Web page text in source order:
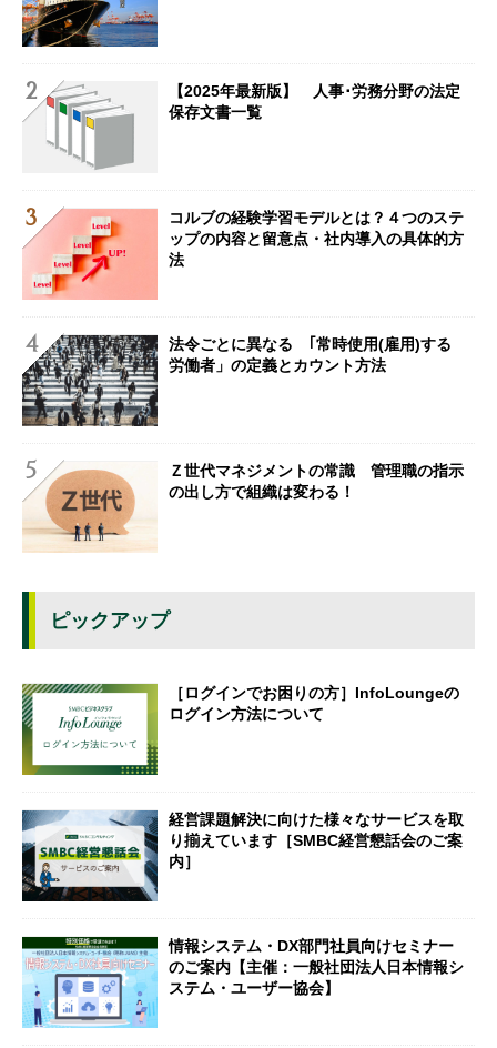
【2025年最新版】 人事･労務分野の法定
保存文書一覧
コルブの経験学習モデルとは？４つのステ
ップの内容と留意点・社内導入の具体的方
法
法令ごとに異なる ｢常時使用(雇用)する
労働者」の定義とカウント方法
Ｚ世代マネジメントの常識 管理職の指示
の出し方で組織は変わる！
ピックアップ
［ログインでお困りの方］InfoLoungeの
ログイン方法について
経営課題解決に向けた様々なサービスを取
り揃えています［SMBC経営懇話会のご案
内］
情報システム・DX部門社員向けセミナー
のご案内【主催：一般社団法人日本情報シ
ステム・ユーザー協会】